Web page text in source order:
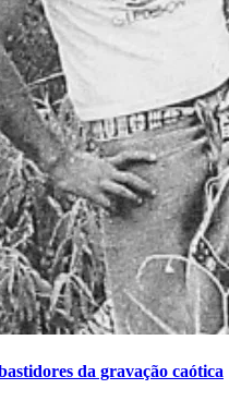
da gravação caótica